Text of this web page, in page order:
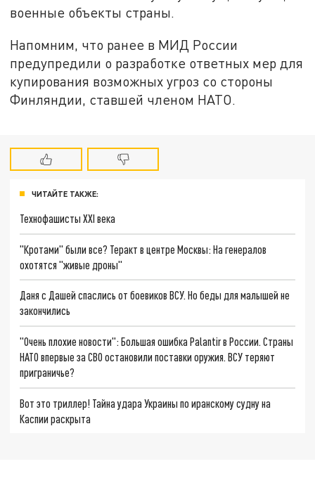
военные объекты страны.
Напомним, что ранее в МИД России
предупредили о разработке ответных мер для
купирования возможных угроз со стороны
Финляндии, ставшей членом НАТО.
ЧИТАЙТЕ ТАКЖЕ:
Технофашисты XXI века
"Кротами" были все? Теракт в центре Москвы: На генералов
охотятся "живые дроны"
Даня с Дашей спаслись от боевиков ВСУ. Но беды для малышей не
закончились
"Очень плохие новости": Большая ошибка Palantir в России. Страны
НАТО впервые за СВО остановили поставки оружия. ВСУ теряют
приграничье?
Вот это триллер! Тайна удара Украины по иранскому судну на
Каспии раскрыта